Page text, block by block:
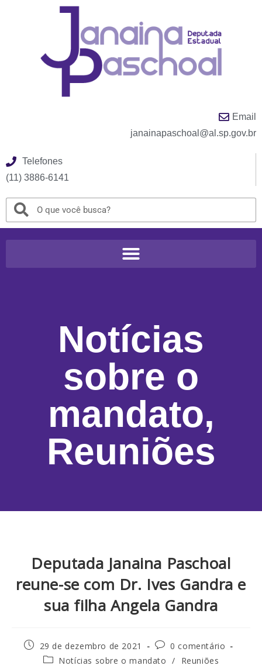
Email
janainapaschoal@al.sp.gov.br
Telefones
(11) 3886-6141
Notícias
sobre o
mandato,
Reuniões
Deputada Janaina Paschoal
reune-se com Dr. Ives Gandra e
sua filha Angela Gandra
29 de dezembro de 2021
0 comentário
Notícias sobre o mandato / Reuniões